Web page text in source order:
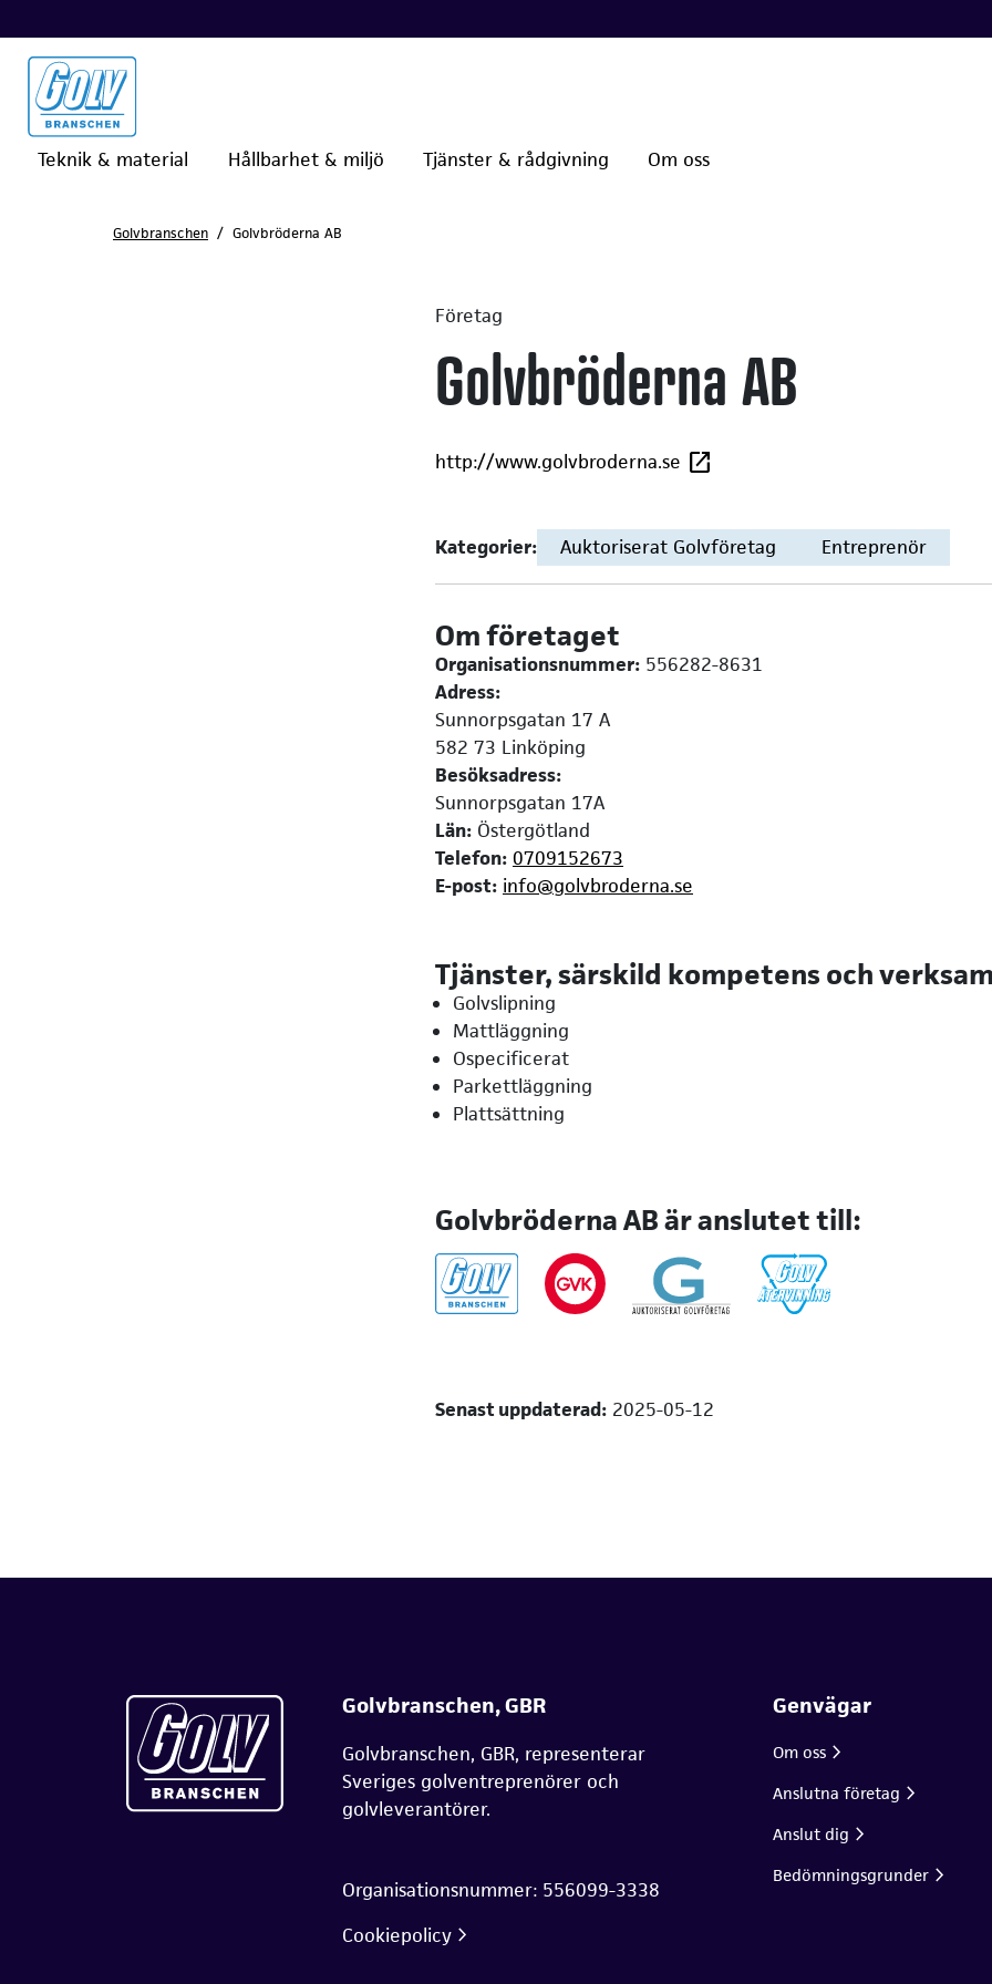
Teknik & material Hållbarhet & miljö Tjänster & rådgivning Om oss
Golvbranschen Golvbröderna AB
Företag
Golvbröderna AB
http://www.golvbroderna.se
Kategorier: Auktoriserat Golvföretag Entreprenör
Om företaget
Organisationsnummer: 556282-8631
Adress:
Sunnorpsgatan 17 A
582 73 Linköping
Besöksadress:
Sunnorpsgatan 17A
Län: Östergötland
Telefon: 0709152673
E-post: info@golvbroderna.se
Tjänster, särskild kompetens och
Golvslipning
Mattläggning
Ospecificerat
Parkettläggning
Plattsättning
Golvbröderna AB är anslutet till:
Senast uppdaterad: 2025-05-12
Golvbranschen, GBR
Golvbranschen, GBR, representerar
Sveriges golventreprenörer och
golvleverantörer.
Organisationsnummer: 556099-3338
Cookiepolicy
Genvägar
Om oss
Anslutna företag
Anslut dig
Bedömningsgrunder